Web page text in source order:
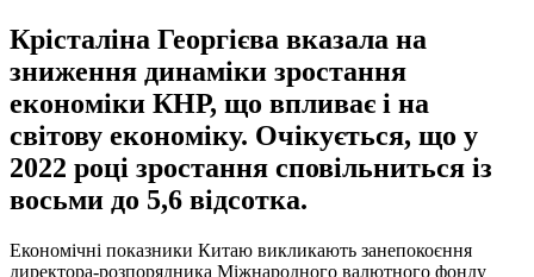
Крісталіна Георгієва вказала на
зниження динаміки зростання
економіки КНР, що впливає і на
світову економіку. Очікується, що у
2022 році зростання сповільниться із
восьми до 5,6 відсотка.
Економічні показники Китаю викликають занепокоєння
директора-розпорядника Міжнародного валютного фонду